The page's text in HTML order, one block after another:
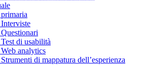
di usabilità
analytics
di mappatura dell’esperienza